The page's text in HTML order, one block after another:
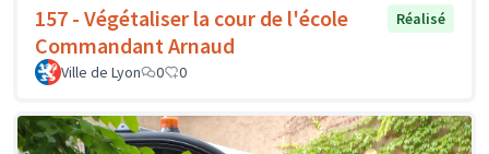
157 - Végétaliser la cour de l'école
Commandant Arnaud
Réalisé
Ville de Lyon 0 0